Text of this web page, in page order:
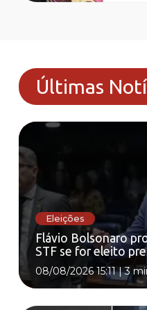
Últimas
Eleições
Flávio Bolsonaro
STF se for eleito
08/08/2026 15:11|3